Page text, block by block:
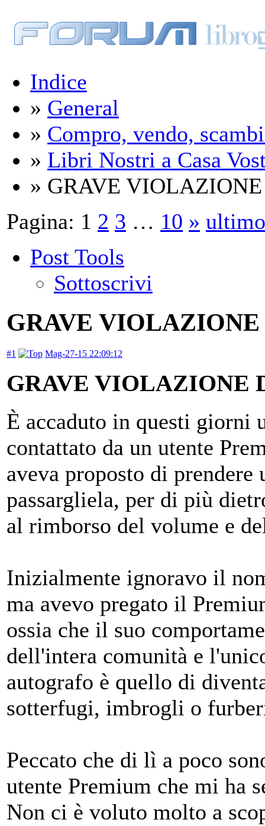
Indice
» General
» Compro, vendo,
» Libri Nostri a Casa
» GRAVE
Pagina: 1 2 3 … 10 » ultimo
Post Tools
Sottoscrivi
GRAVE
#1 Mag-27-15 22:09:12
GRAVE VIOLAZIONE
È accaduto in questi giorni
contattato da un utente
aveva proposto di
passargliela, per di più
al rimborso del volume e
Inizialmente ignoravo il
ma avevo pregato il
ossia che il suo
dell'intera comunità e
autografo è quello di
sotterfugi, imbrogli o
Peccato che di lì a poco
utente Premium che mi ha
Non ci è voluto molto a